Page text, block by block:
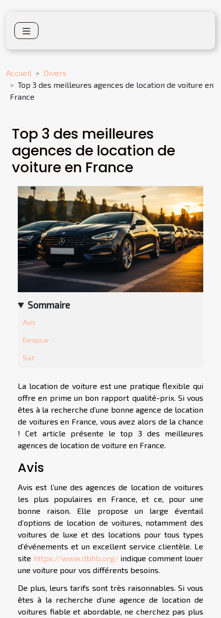
Accueil
Divers
Top 3 des meilleures agences de location de voiture en
France
Top 3 des meilleures
agences de location de
voiture en France
Sommaire
Avis
Europcar
Sixt
La location de voiture est une pratique flexible qui
offre en prime un bon rapport qualité-prix. Si vous
êtes à la recherche d’une bonne agence de location
de voitures en France, vous avez alors de la chance
! Cet article présente le top 3 des meilleures
agences de location de voiture en France.
Avis
Avis est l’une des agences de location de voitures
les plus populaires en France, et ce, pour une
bonne raison. Elle propose un large éventail
d’options de location de voitures, notamment des
voitures de luxe et des locations pour tous types
d’événements et un excellent service clientèle. Le
site https://www.dbhb.org/indique comment louer
une voiture pour vos différents besoins.
De plus, leurs tarifs sont très raisonnables. Si vous
êtes à la recherche d’une agence de location de
voitures fiable et abordable, ne cherchez pas plus